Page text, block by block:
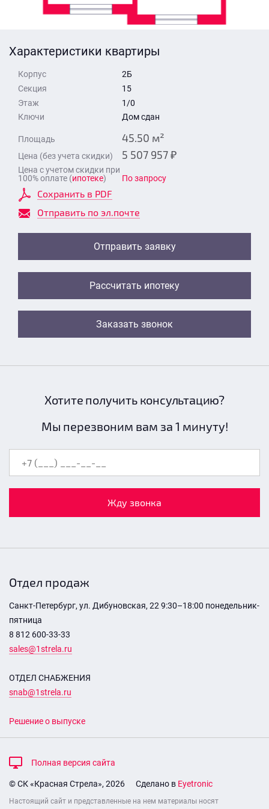
Характеристики квартиры
Корпус
2Б
Секция
15
Этаж
1/0
Ключи
Дом сдан
Площадь 45.50 м²
Цена (без учета скидки) 5 507 957 ₽
Цена с учетом скидки при
100% оплате (ипотеке) По запросу
Сохранить в PDF
Отправить по эл.почте
Отправить заявку
Рассчитать ипотеку
Заказать звонок
Отправить
Отправить
Отправить
Хотите получить консультацию?
Мы перезвоним вам за 1 минуту!
Жду звонка
Отдел продаж
Санкт-Петербург, ул. Дибуновская, 22 9:30–18:00 понедельник-
пятница
8 812 600-33-33
sales@1strela.ru
ОТДЕЛ СНАБЖЕНИЯ
snab@1strela.ru
Решение о выпуске
Полная версия сайта
© СК «Красная Стрела», 2026 Сделано в Eyetronic
Настоящий сайт и представленные на нем материалы носят